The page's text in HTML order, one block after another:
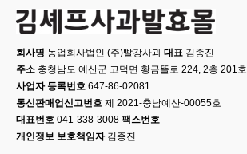
회사명 농업회사법인 (주)빨강사과 대표 김종진
주소 충청남도 예산군 고덕면 황금뜰로 224, 2층 201호
사업자 등록번호 647-86-02081
통신판매업신고번호 제 2021-충남예산-00055호
대표번호 041-338-3008 팩스번호
개인정보 보호책임자김종진